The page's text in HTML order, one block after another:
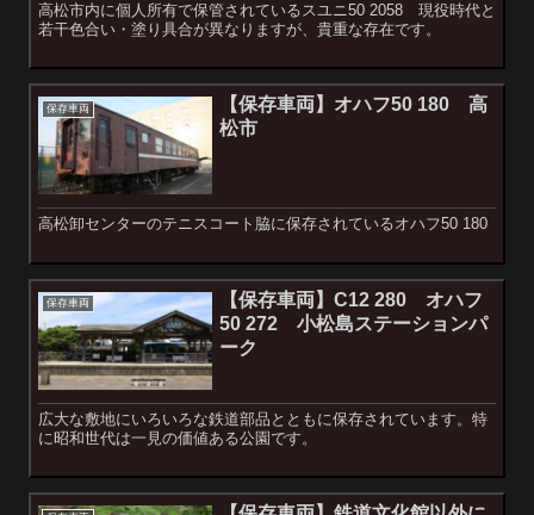
高松市内に個人所有で保管されているスユニ50 2058 現役時代と
若干色合い・塗り具合が異なりますが、貴重な存在です。
保存車両
【保存車両】オハフ50 180 高
松市
高松卸センターのテニスコート脇に保存されているオハフ50 180
保存車両
【保存車両】C12 280 オハフ
50 272 小松島ステーションパ
ーク
広大な敷地にいろいろな鉄道部品とともに保存されています。特
に昭和世代は一見の価値ある公園です。